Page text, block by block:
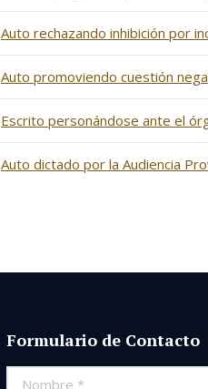
Auto rechazando inhibición por
Auto promoviendo cuestión
Escrito personándose ante el
Auto dictado por la Audiencia
Formulario de Contacto
Nombre *